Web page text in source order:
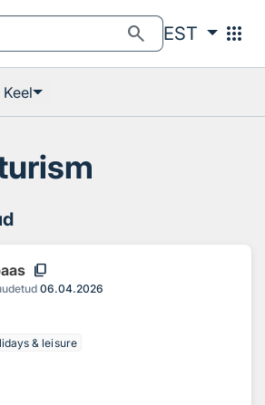
search EST apps
Keel
content_copy
06.04.2026
& leisure